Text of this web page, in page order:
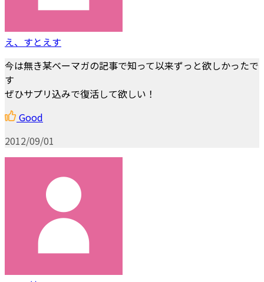
え、すとえす
今は無き某ベーマガの記事で知って以来ずっと欲しかったで
す
ぜひサプリ込みで復活して欲しい！
Good
2012/09/01